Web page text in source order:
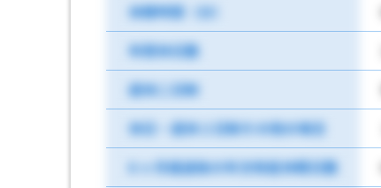
休憩時間（分）
年間休日数
週休二日制
休日・週休２日制その他の場合
6 ヶ月経過後の年次有給休暇日数